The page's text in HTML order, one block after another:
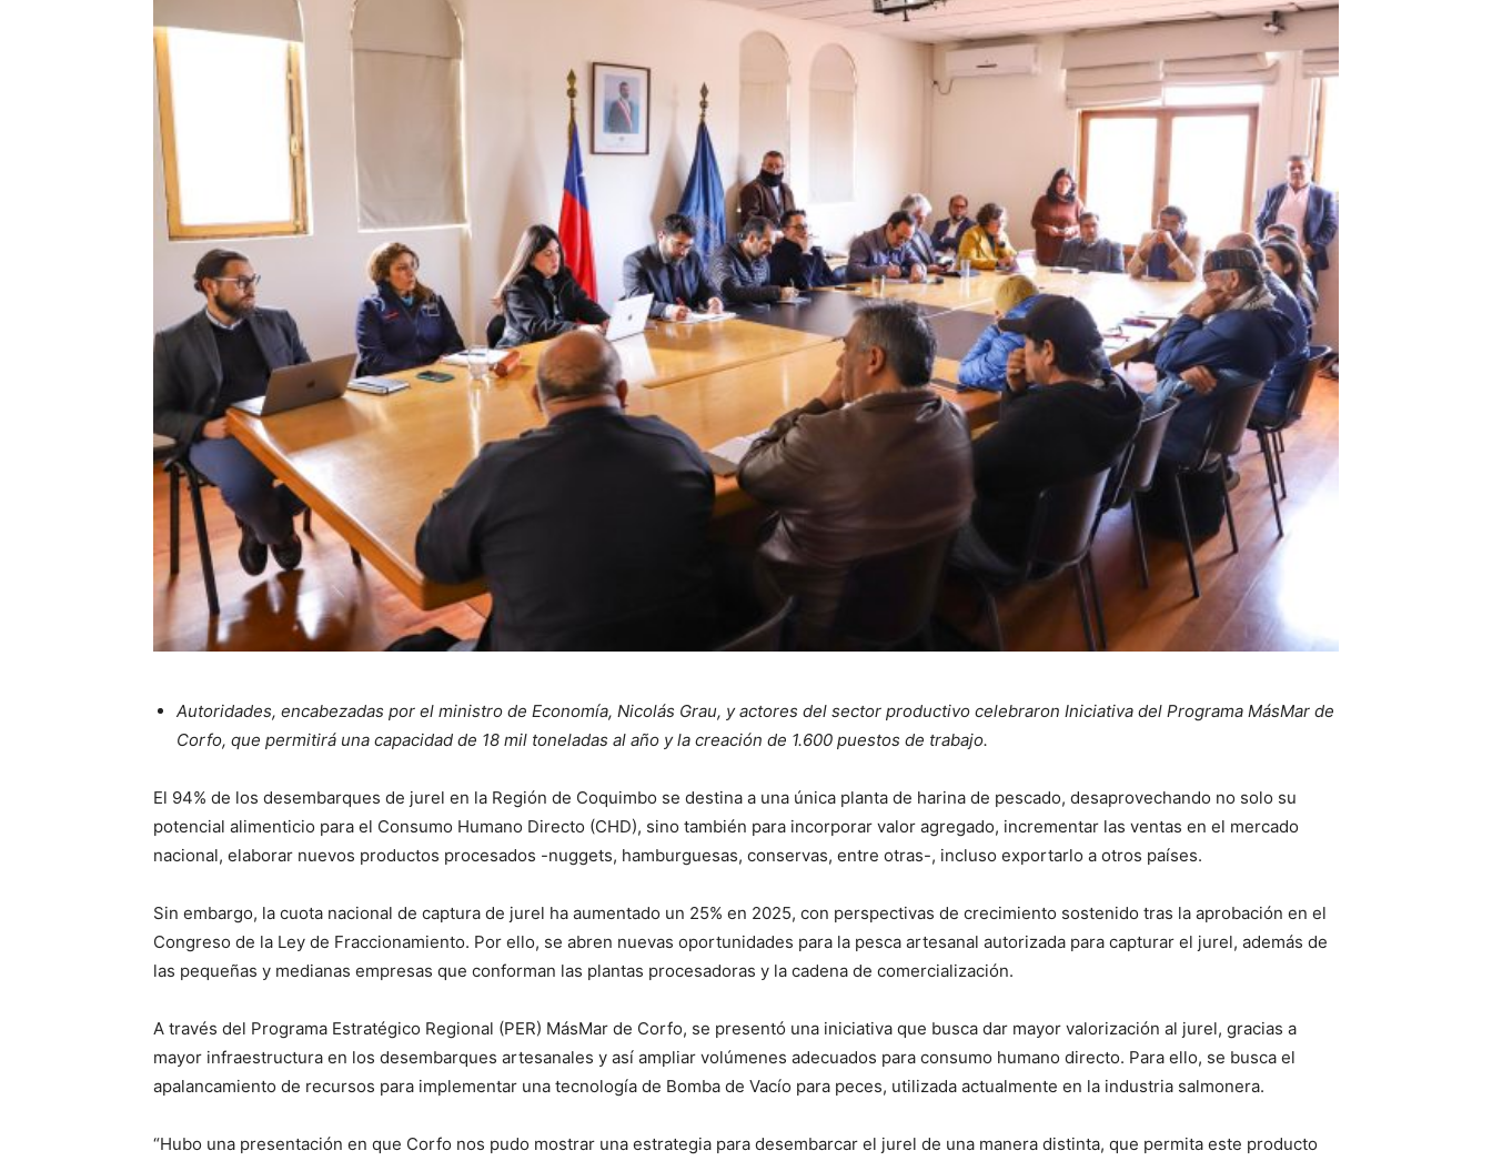
Autoridades, encabezadas por el ministro de Economía, Nicolás Grau, y actores del sector productivo celebraron Iniciativa del Programa MásMar de
Corfo, que permitirá una capacidad de 18 mil toneladas al año y la creación de 1.600 puestos de trabajo.
El 94% de los desembarques de jurel en la Región de Coquimbo se destina a una única planta de harina de pescado, desaprovechando no solo su
potencial alimenticio para el Consumo Humano Directo (CHD), sino también para incorporar valor agregado, incrementar las ventas en el mercado
nacional, elaborar nuevos productos procesados -nuggets, hamburguesas, conservas, entre otras-, incluso exportarlo a otros países.
Sin embargo, la cuota nacional de captura de jurel ha aumentado un 25% en 2025, con perspectivas de crecimiento sostenido tras la aprobación en el
Congreso de la Ley de Fraccionamiento. Por ello, se abren nuevas oportunidades para la pesca artesanal autorizada para capturar el jurel, además de
las pequeñas y medianas empresas que conforman las plantas procesadoras y la cadena de comercialización.
A través del Programa Estratégico Regional (PER) MásMar de Corfo, se presentó una iniciativa que busca dar mayor valorización al jurel, gracias a
mayor infraestructura en los desembarques artesanales y así ampliar volúmenes adecuados para consumo humano directo. Para ello, se busca el
apalancamiento de recursos para implementar una tecnología de Bomba de Vacío para peces, utilizada actualmente en la industria salmonera.
“Hubo una presentación en que Corfo nos pudo mostrar una estrategia para desembarcar el jurel de una manera distinta, que permita este producto